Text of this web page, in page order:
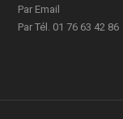
Par Email
Par Tél. 01 76 63 42 86